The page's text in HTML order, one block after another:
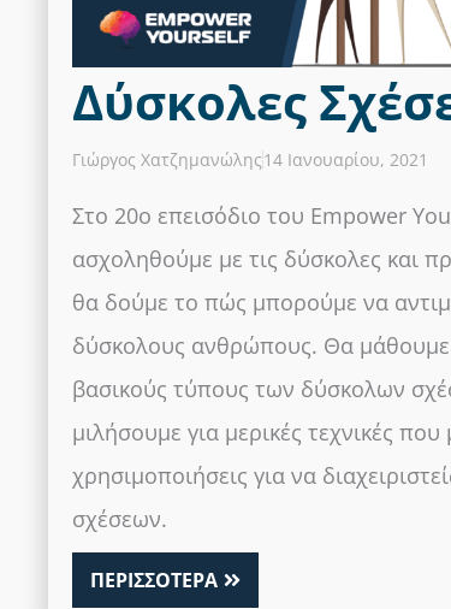
Δύσκολες
Γιώργος Χατζημανώλης14 Ιανουαρίου, 2021
Στο 20ο επεισόδιο του Empower
ασχοληθούμε με τις δύσκολες και
θα δούμε το πώς μπορούμε να
δύσκολους ανθρώπους. Θα μάθουμε
βασικούς τύπους των δύσκολων
μιλήσουμε για μερικές τεχνικές
χρησιμοποιήσεις για να
σχέσεων.
ΠΕΡΙΣΣΟΤΕΡΑ